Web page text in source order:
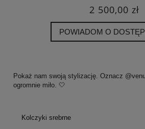
2 500,00 zł
POWIADOM O
Pokaż nam swoją stylizację. Oznacz
ogromnie miło. 🤍
Kolczyki srebrne